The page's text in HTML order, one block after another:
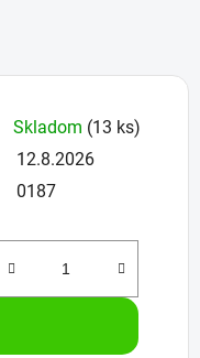
Skladom (13 ks)
12.8.2026
0187